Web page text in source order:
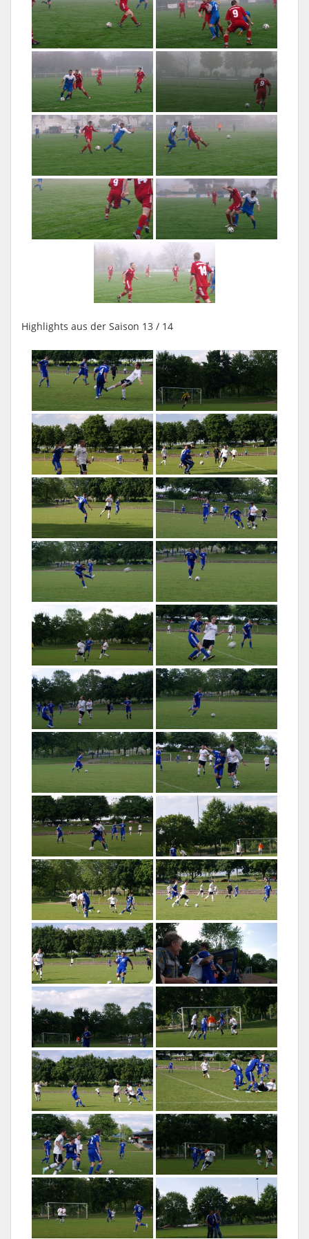
Highlights aus der Saison 13 / 14